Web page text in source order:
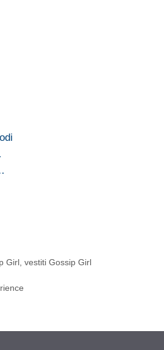
Girl,vestiti Gossip Girl